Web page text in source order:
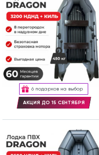
6 подарков на выбор
АКЦИЯ ДО 15 СЕНТЯБРЯ